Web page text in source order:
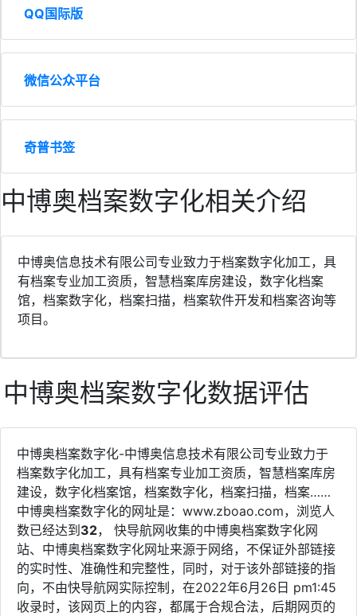
QQ国际版
微信公众平台
奇普书签
中博奥档案数字化相关介绍
中博奥信息技术有限公司专业致力于档案数字化加工，具
有档案专业加工资质，智慧档案库房建设，数字化档案
馆，档案数字化，档案扫描，档案软件开发和档案咨询等
项目。
中博奥档案数字化数据评估
中博奥档案数字化-中博奥信息技术有限公司专业致力于
档案数字化加工，具有档案专业加工资质，智慧档案库房
建设，数字化档案馆，档案数字化，档案扫描，档案……
中博奥档案数字化的网址是：www.zboao.com，浏览人
数已经达到32， 快导航网收集的中博奥档案数字化网
站、中博奥档案数字化网址来源于网络，不保证外部链接
的实时性、准确性和完整性，同时，对于该外部链接的指
向，不由快导航网实际控制，在2022年6月26日 pm1:45
收录时，该网页上的内容，都属于合规合法，后期网页的